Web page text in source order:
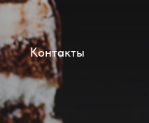
Контакты